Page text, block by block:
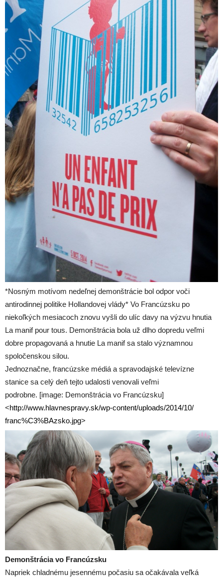
*Nosným motívom nedeľnej demonštrácie bol odpor voči
antirodinnej politike Hollandovej vlády* Vo Francúzsku po
niekoľkých mesiacoch znovu vyšli do ulíc davy na výzvu hnutia
La manif pour tous. Demonštrácia bola už dlho dopredu veľmi
dobre propagovaná a hnutie La manif sa stalo významnou
spoločenskou silou.
Jednoznačne, francúzske médiá a spravodajské televízne
stanice sa celý deň tejto udalosti venovali veľmi
podrobne. [image: Demonštrácia vo Francúzsku]
<http://www.hlavnespravy.sk/wp-content/uploads/2014/10/
franc%C3%BAzsko.jpg>
Demonštrácia vo Francúzsku
Napriek chladnému jesennému počasiu sa očakávala veľká